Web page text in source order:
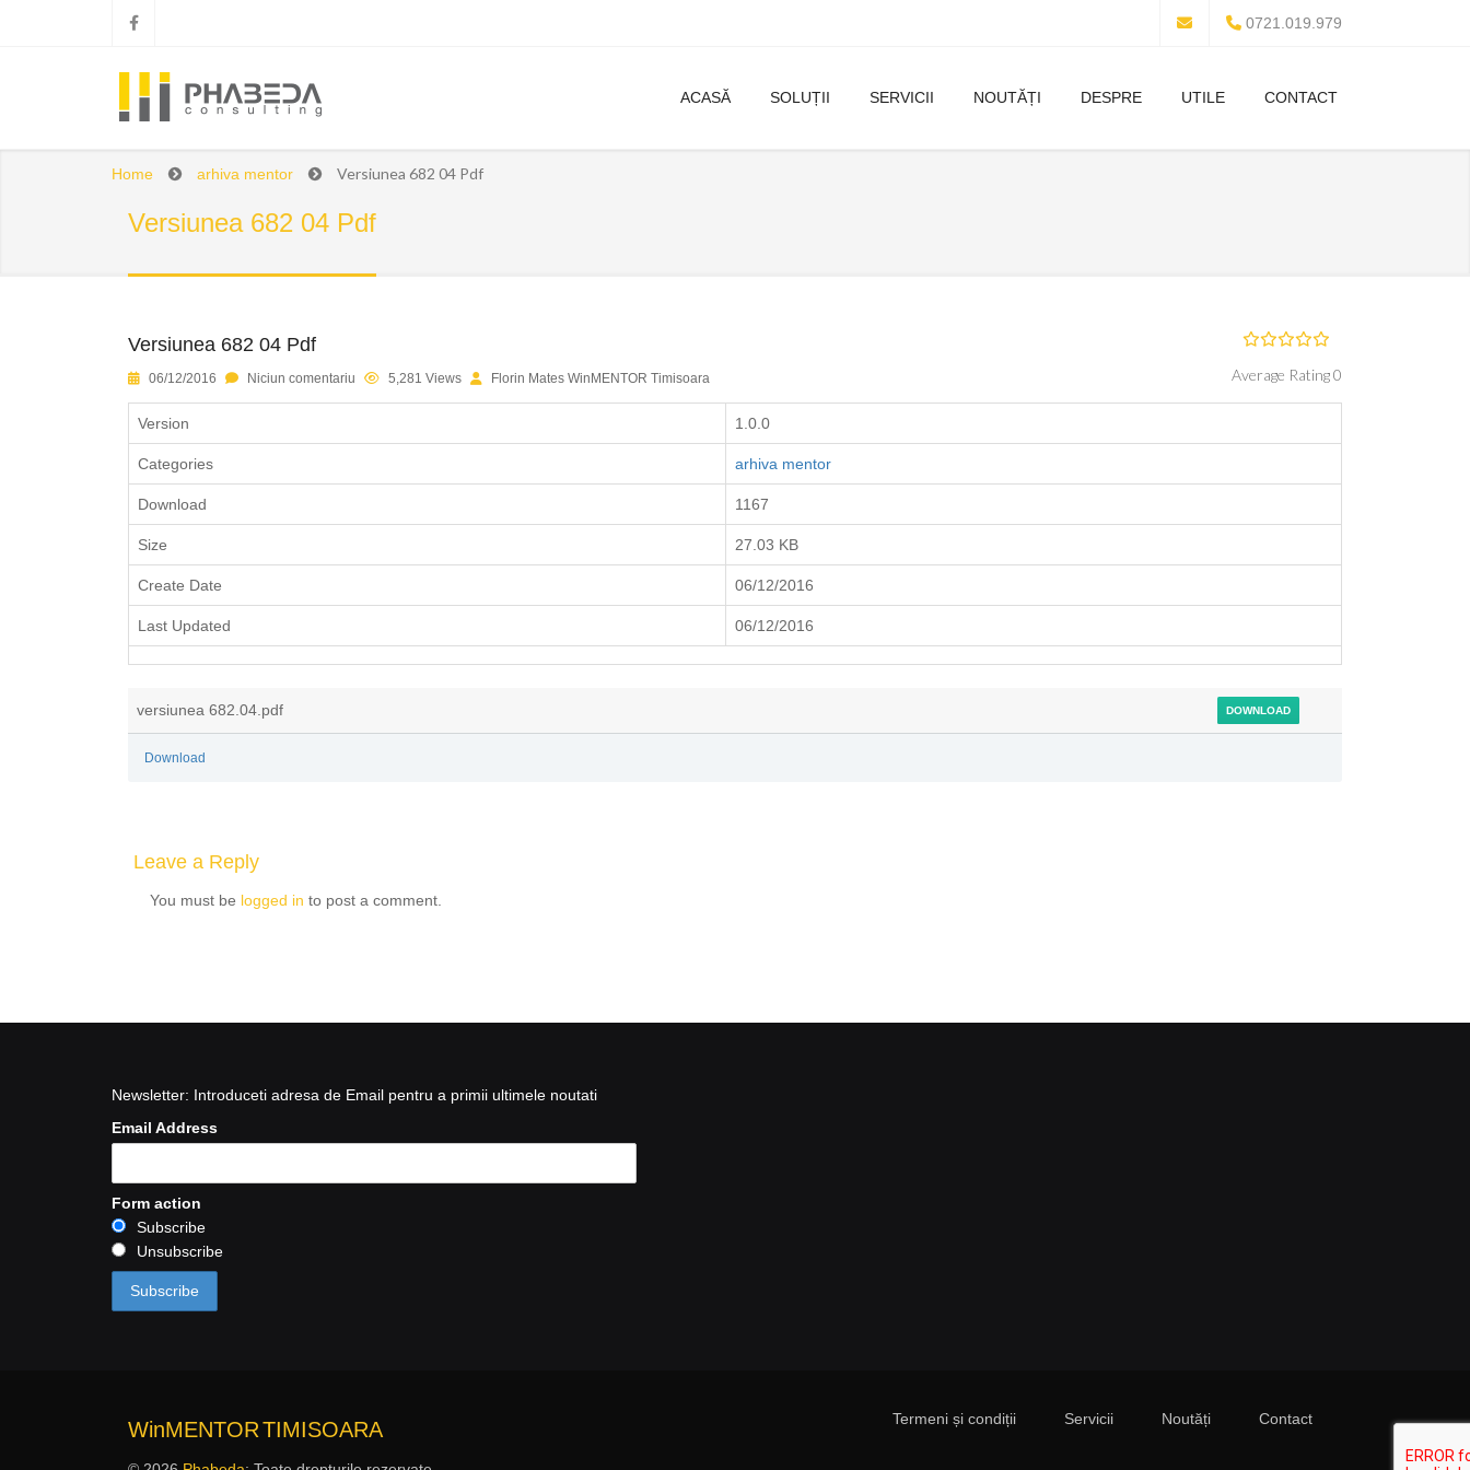
0721.019.979
ACASĂ SOLUȚII SERVICII NOUTĂȚI DESPRE UTILE CONTACT
Versiunea 682 04 Pdf
Home arhiva mentor Versiunea 682 04 Pdf
Versiunea 682 04 Pdf
1 2 3 4 5
Average Rating 0
06/12/2016 Niciun comentariu 5,281 Views Florin Mates WinMENTOR Timisoara
Version 1.0.0
Categories arhiva mentor
Download 1167
Size 27.03 KB
Create Date 06/12/2016
Last Updated 06/12/2016
versiunea 682.04.pdf DOWNLOAD
Download
Leave a Reply
You must be logged in to post a comment.
Newsletter: Introduceti adresa de Email pentru a primii ultimele noutati
Email Address
Form action
Subscribe
Unsubscribe
WinMENTORTIMISOARA Termeni și condiții Servicii Noutăți Contact